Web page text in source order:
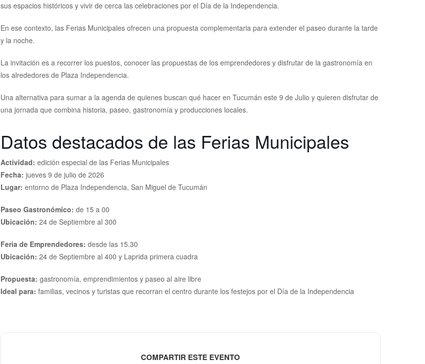
sus espacios históricos y vivir de cerca las celebraciones por el Día de la Independencia.
En ese contexto, las Ferias Municipales ofrecen una propuesta complementaria para extender el paseo durante la tarde
y la noche.
La invitación es a recorrer los puestos, conocer las propuestas de los emprendedores y disfrutar de la gastronomía en
los alrededores de Plaza Independencia.
Una alternativa para sumar a la agenda de quienes buscan qué hacer en Tucumán este 9 de Julio y quieren disfrutar de
una jornada que combina historia, paseo, gastronomía y producciones locales.
Datos destacados de las Ferias Municipales
Actividad: edición especial de las Ferias Municipales
Fecha: jueves 9 de julio de 2026
Lugar: entorno de Plaza Independencia, San Miguel de Tucumán
Paseo Gastronómico: de 15 a 00
Ubicación: 24 de Septiembre al 300
Feria de Emprendedores: desde las 15.30
Ubicación: 24 de Septiembre al 400 y Laprida primera cuadra
Propuesta: gastronomía, emprendimientos y paseo al aire libre
Ideal para: familias, vecinos y turistas que recorran el centro durante los festejos por el Día de la Independencia
COMPARTIR ESTE EVENTO